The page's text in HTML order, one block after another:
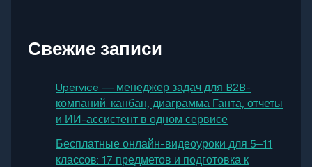
Свежие записи
Upervice — менеджер задач для B2B-
компаний: канбан, диаграмма Ганта, отчеты
и ИИ-ассистент в одном сервисе
Бесплатные онлайн-видеоуроки для 5–11
классов: 17 предметов и подготовка к